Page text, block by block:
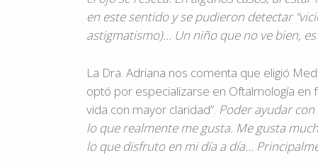
en este sentido y se pudieron detectar
astigmatismo)… Un niño que no ve bien,
La Dra. Adriana nos comenta que eligió
optó por especializarse en Oftalmología en
vida con mayor claridad”. Poder ayudar
lo que realmente me gusta. Me gusta
lo que disfruto en mi día a día…